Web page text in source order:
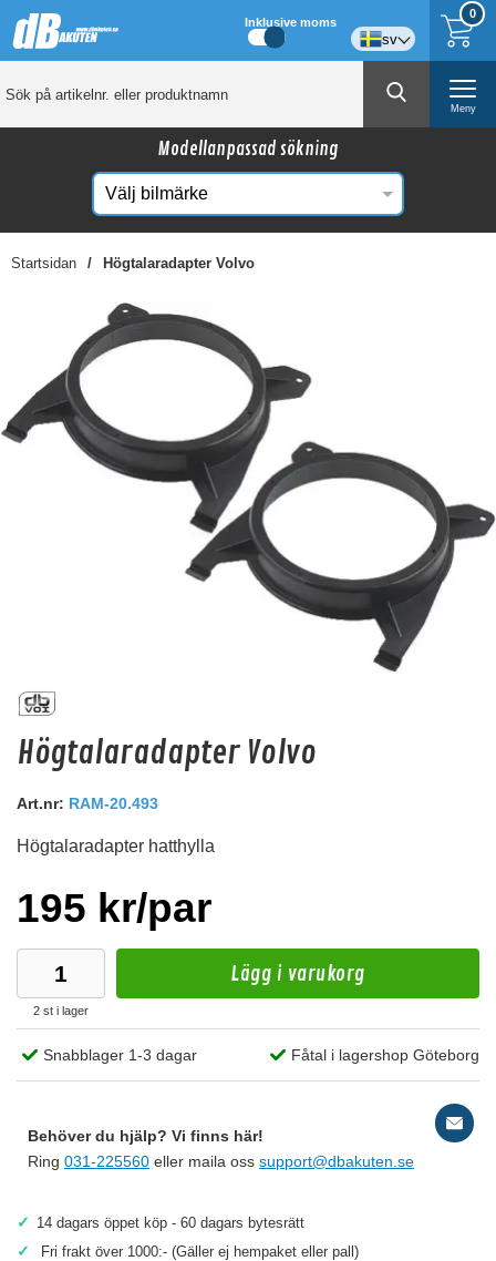
0
Inklusive moms
sv
Meny
Modellanpassad sökning
Startsidan Högtalaradapter Volvo
Kanske någon av dessa produkter kan intressera
dig?
Högtalaradapter Mercedes
Snabblager 1-3 dagar
Högtalaradapter Volvo
Art.nr: RAM-20.493
Högtalaradapter hatthylla
195 kr/par
2 st i lager
Lägg i varukorg
Snabblager 1-3 dagar Fåtal i lagershop Göteborg
Behöver du hjälp? Vi finns här!
Ring 031-225560 eller maila oss support@dbakuten.se
✓ 14 dagars öppet köp - 60 dagars bytesrätt
✓ Fri frakt över 1000:- (Gäller ej hempaket eller pall)